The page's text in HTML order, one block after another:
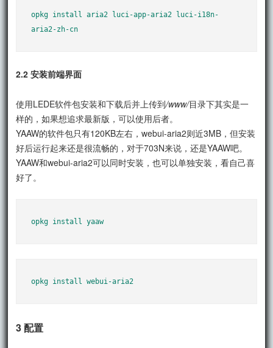
opkg install aria2 luci-app-aria2 luci-i18n-
aria2-zh-cn
2.2 安装前端界面
使用LEDE软件包安装和下载后并上传到/www/目录下其实是一
样的，如果想追求最新版，可以使用后者。
YAAW的软件包只有120KB左右，webui-aria2则近3MB，但安装
好后运行起来还是很流畅的，对于703N来说，还是YAAW吧。
YAAW和webui-aria2可以同时安装，也可以单独安装，看自己喜
好了。
opkg install yaaw
opkg install webui-aria2
3 配置